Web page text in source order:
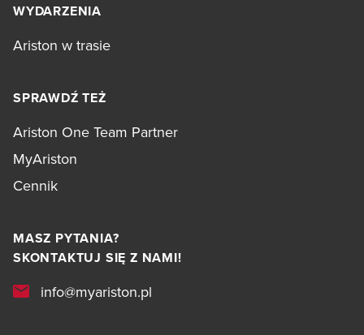
WYDARZENIA
Ariston w trasie
SPRAWDŹ TEŻ
Ariston One Team Partner
MyAriston
Cennik
MASZ PYTANIA?
SKONTAKTUJ SIĘ Z NAMI!
info@myariston.pl